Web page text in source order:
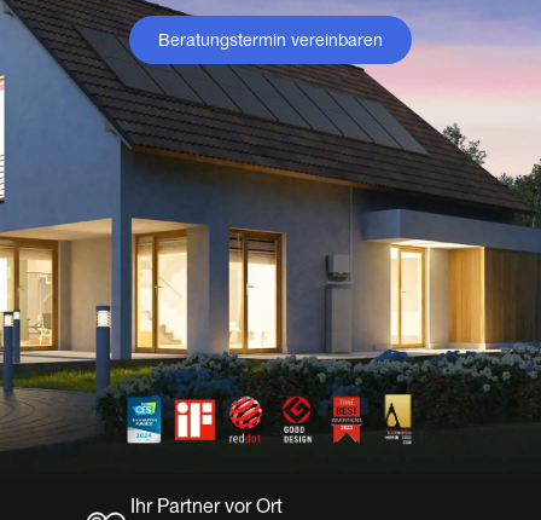
Beratungstermin vereinbaren
Ihr Partner vor Ort